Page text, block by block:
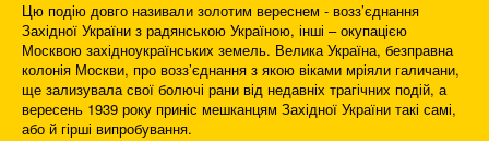
Цю подію довго називали золотим вереснем - возз’єднання
Західної України з радянською Україною, інші – окупацією
Москвою західноукраїнських земель. Велика Україна, безправна
колонія Москви, про возз’єднання з якою віками мріяли галичани,
ще зализувала свої болючі рани від недавніх трагічних подій, а
вересень 1939 року приніс мешканцям Західної України такі самі,
або й гірші випробування.